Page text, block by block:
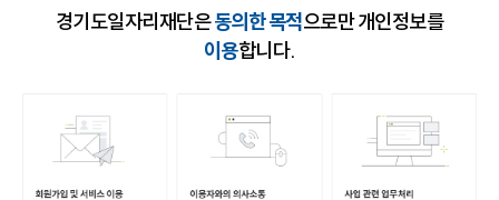
경기도일자리재단은동의한 목적으로만 개인정보를
이용합니다.